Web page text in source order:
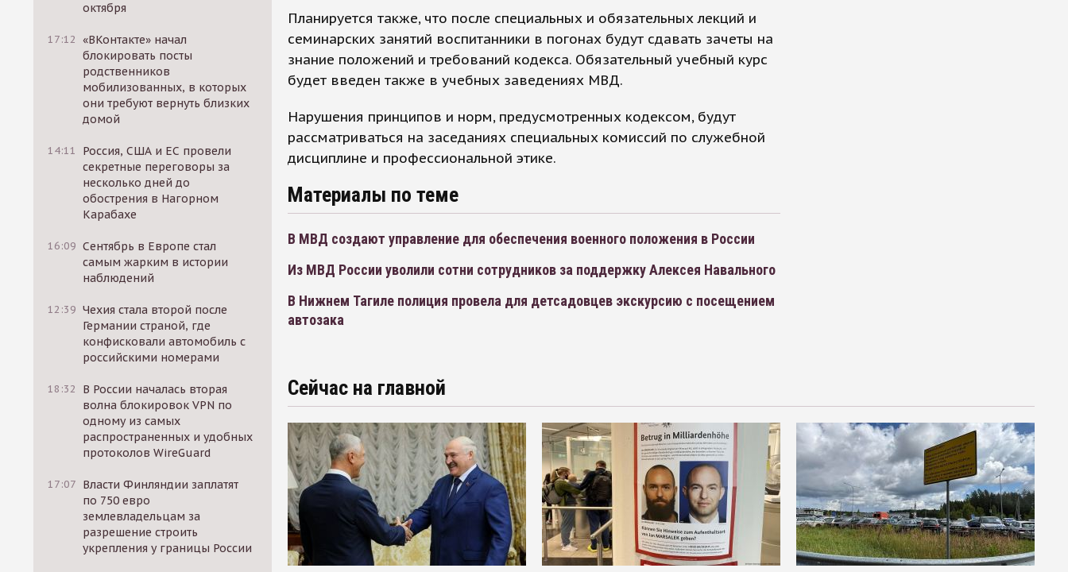
октября
17:12 «ВКонтакте» начал
блокировать посты
родственников
мобилизованных, в которых
они требуют вернуть близких
домой
14:11
Россия, США и ЕС провели
секретные переговоры за
несколько дней до
обострения в Нагорном
Карабахе
16:09 Сентябрь в Европе стал
самым жарким в истории
наблюдений
12:39 Чехия стала второй после
Германии страной, где
конфисковали автомобиль с
российскими номерами
18:32
В России началась вторая
волна блокировок VPN по
одному из самых
распространенных и удобных
протоколов WireGuard
17:07 Власти Финляндии заплатят
по 750 евро
землевладельцам за
разрешение строить
укрепления у границы России
Планируется также, что после специальных и обязательных лекций и
семинарских занятий воспитанники в погонах будут сдавать зачеты на
знание положений и требований кодекса. Обязательный учебный курс
будет введен также в учебных заведениях МВД.
Нарушения принципов и норм, предусмотренных кодексом, будут
рассматриваться на заседаниях специальных комиссий по служебной
дисциплине и профессиональной этике.
Материалы по теме
В МВД создают управление для обеспечения военного положения в России
Из МВД России уволили сотни сотрудников за поддержку Алексея Навального
В Нижнем Тагиле полиция провела для детсадовцев экскурсию с посещением
автозака
Сейчас на главной